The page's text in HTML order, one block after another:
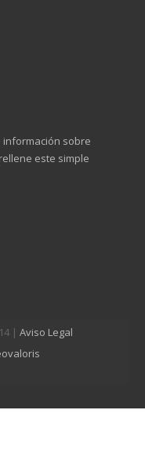
información sobre
este simple
| Aviso Legal